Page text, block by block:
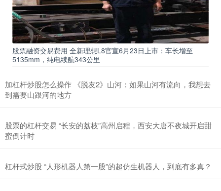
股票融资交易费用 全新理想L8官宣6月23日上市：车长增至
5135mm，纯电续航343公里
加杠杆炒股怎么操作 《脱友2》山河：如果山河有流向，我想去
到需要山跟河的地方
股票的杠杆交易 “长安的荔枝”高州启程，西安大唐不夜城开启甜
蜜倒计时
杠杆式炒股 “人形机器人第一股”的超仿生机器人，到底有多真？